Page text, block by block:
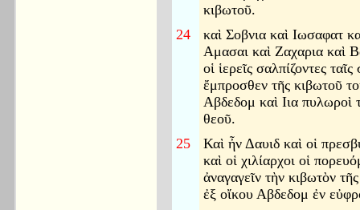
κιβωτοῦ.
24
καὶ Σοβνια καὶ Ιωσαφατ
Αμασαι καὶ Ζαχαρια καὶ
οἱ ἱερεῖς σαλπίζοντες ταῖς
ἔμπροσθεν τῆς κιβωτοῦ
Αβδεδομ καὶ Ιια πυλωροὶ
θεοῦ.
25
Καὶ ἦν Δαυιδ καὶ οἱ
καὶ οἱ χιλίαρχοι οἱ
ἀναγαγεῖν τὴν κιβωτὸν
ἐξ οἴκου Αβδεδομ ἐν